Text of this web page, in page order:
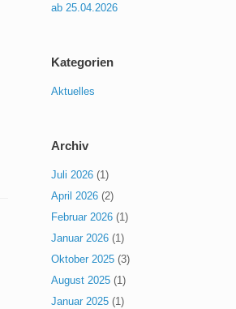
ab 25.04.2026
Kategorien
Aktuelles
Archiv
Juli 2026 (1)
April 2026 (2)
Februar 2026 (1)
Januar 2026 (1)
Oktober 2025 (3)
August 2025 (1)
Januar 2025 (1)